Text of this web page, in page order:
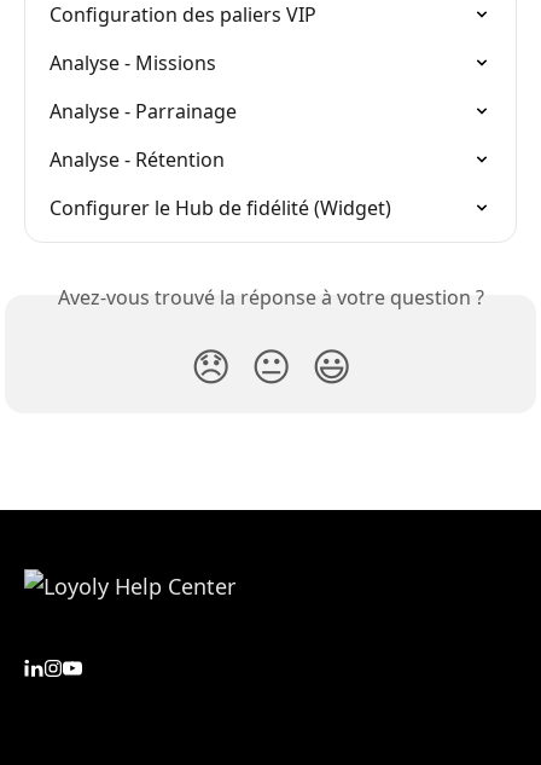
Configuration des paliers VIP
Analyse - Missions
Analyse - Parrainage
Analyse - Rétention
Configurer le Hub de fidélité (Widget)
Avez-vous trouvé la réponse à votre question ?
😞 😐 😃